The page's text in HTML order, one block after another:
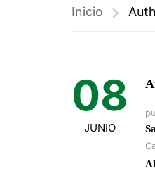
Inicio
08
JUNIO